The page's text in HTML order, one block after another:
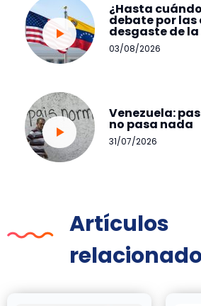
¿Hasta
debate por las
desgaste de
03/08/2026
Venezuela:
no pasa nada
31/07/2026
Artículos